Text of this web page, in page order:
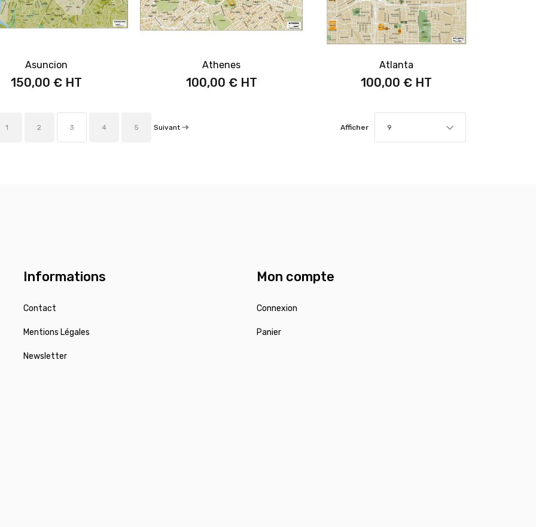
Asuncion
150,00 €
Athenes
100,00 €
Atlanta
100,00 €
Afficher 9
1 2 3 4 5 Suivant
Informations
Contact
Mentions Légales
Newsletter
Mon compte
Connexion
Panier